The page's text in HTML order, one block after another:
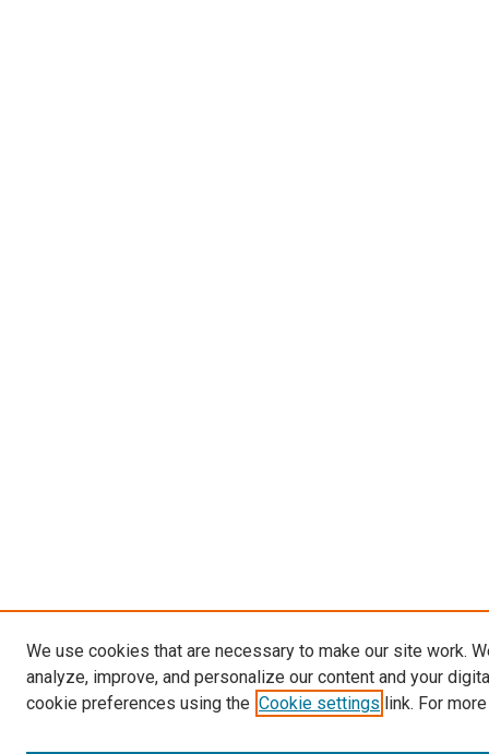
We use cookies that are necessary to make our site work.
analyze, improve, and personalize our content and your
cookie preferences using the Cookie settings link. For